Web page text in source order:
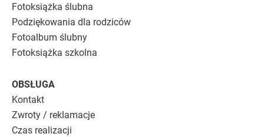
Fotoksiążka ślubna
Podziękowania dla rodziców
Fotoalbum ślubny
Fotoksiążka szkolna
OBSŁUGA
Kontakt
Zwroty / reklamacje
Czas realizacji